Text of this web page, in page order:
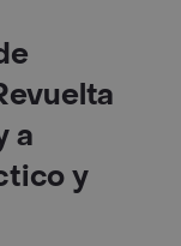
a
y